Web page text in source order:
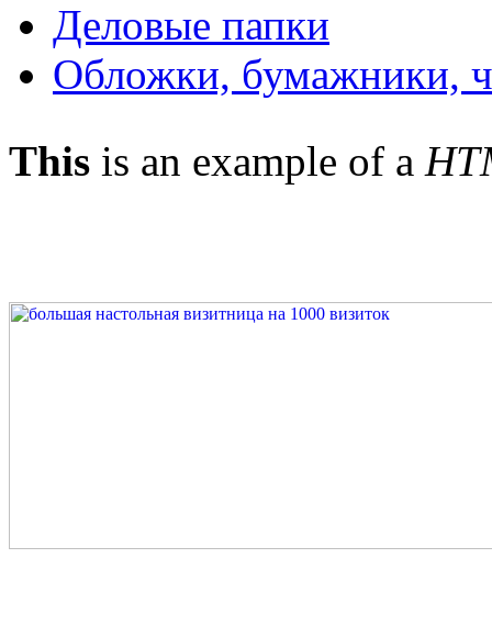
Деловые папки
Обложки, бумажники,
This is an example of a